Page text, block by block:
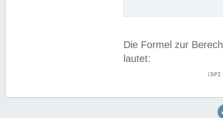
Die Formel zur
lautet: